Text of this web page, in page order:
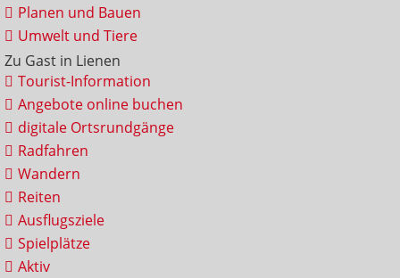
Planen und Bauen
Umwelt und Tiere
Zu Gast in Lienen
Tourist-Information
Angebote online buchen
digitale Ortsrundgänge
Radfahren
Wandern
Reiten
Ausflugsziele
Spielplätze
Aktiv